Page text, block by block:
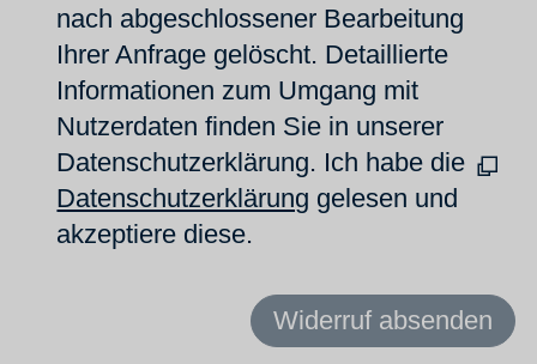
nach abgeschlossener Bearbeitung
Ihrer Anfrage gelöscht. Detaillierte
Informationen zum Umgang mit
Nutzerdaten finden Sie in unserer
Datenschutzerklärung. Ich habe die
Datenschutzerklärung gelesen und
akzeptiere diese.
Widerruf absenden